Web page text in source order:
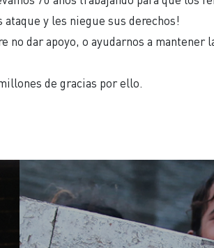
y les niegue sus derechos!
dar apoyo, o ayudarnos a mantener
de gracias por ello.